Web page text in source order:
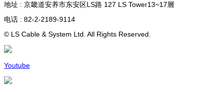
地址 : 京畿道安养市东安区LS路 127 LS Tower13~17層
电话 : 82-2-2189-9114
© LS Cable & System Ltd. All Rights Reserved.
Youtube